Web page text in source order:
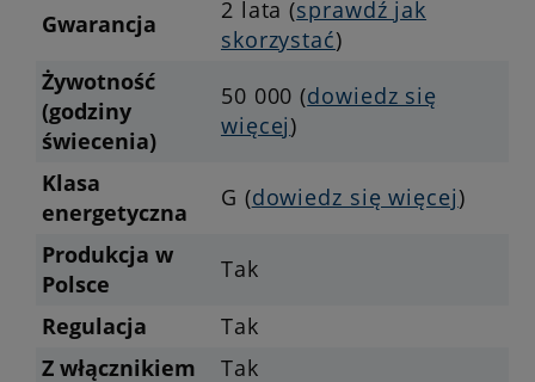
Gwarancja 2 lata (sprawdź jak
skorzystać)
Żywotność
(godziny
świecenia)
50 000 (dowiedz się
więcej)
Klasa
energetyczna
G (dowiedz się więcej)
Produkcja w
Polsce
Tak
Regulacja
Tak
Z włącznikiem
Tak